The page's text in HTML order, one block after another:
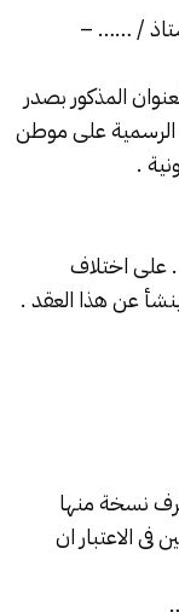
/ …… –
المذكور بصدر
الرسمية على موطن
.
اختلاف
عن هذا العقد .
نسخة منها
الاعتبار ان